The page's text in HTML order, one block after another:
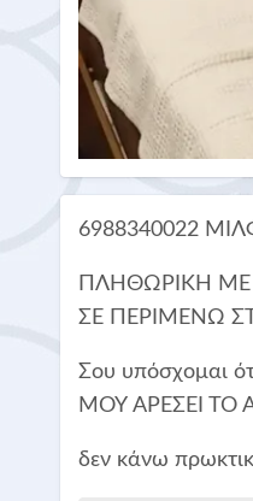
6988340022
ΠΛΗΘΩΡΙΚΉ
ΣΕ ΠΕΡΙΜΕΝΩ
Σου υπόσχομαι
ΜΟΥ ΑΡΕΣΕΙ ΤΟ
δεν κάνω